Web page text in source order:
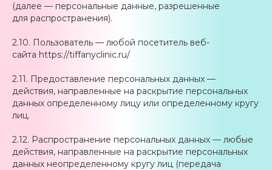
(далее — персональные данные, разрешенные
для распространения).
2.10. Пользователь — любой посетитель веб-
сайта https://tiffanyclinic.ru/
2.11. Предоставление персональных данных —
действия, направленные на раскрытие персональных
данных определенному лицу или определенному кругу
лиц.
2.12. Распространение персональных данных — любые
действия, направленные на раскрытие персональных
данных неопределенному кругу лиц (передача